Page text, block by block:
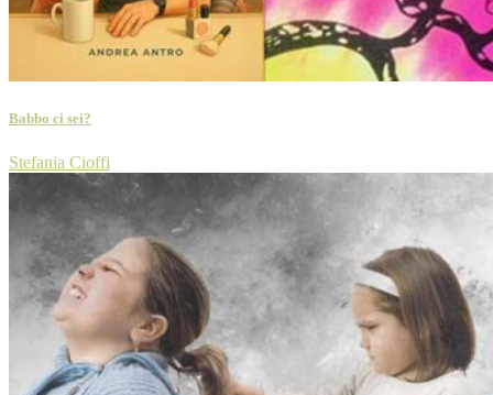
Babbo ci sei?
Stefania Cioffi